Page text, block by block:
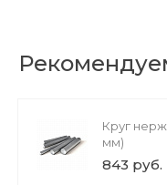
Круг
мм)
843 руб.